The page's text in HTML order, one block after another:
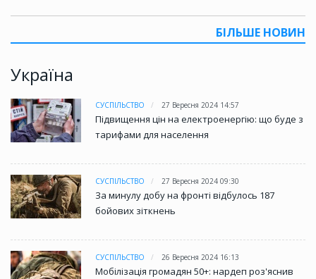
БІЛЬШЕ НОВИН
Україна
СУСПІЛЬСТВО 27 Вересня 2024 14:57
Підвищення цін на електроенергію: що буде з
тарифами для населення
СУСПІЛЬСТВО 27 Вересня 2024 09:30
За минулу добу на фронті відбулось 187
бойових зіткнень
СУСПІЛЬСТВО 26 Вересня 2024 16:13
Мобілізація громадян 50+: нардеп роз'яснив